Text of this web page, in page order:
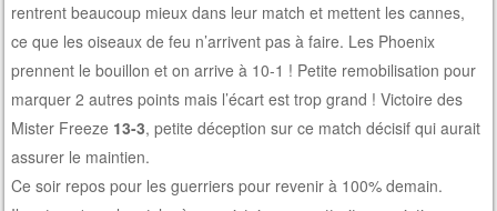
rentrent beaucoup mieux dans leur match et mettent les cannes,
ce que les oiseaux de feu n’arrivent pas à faire. Les Phoenix
prennent le bouillon et on arrive à 10-1 ! Petite remobilisation pour
marquer 2 autres points mais l’écart est trop grand ! Victoire des
Mister Freeze 13-3, petite déception sur ce match décisif qui aurait
assurer le maintien.
Ce soir repos pour les guerriers pour revenir à 100% demain.